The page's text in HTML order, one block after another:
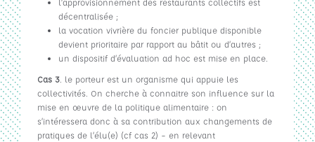
décentralisée ;
la vocation vivrière du foncier publique disponible
devient prioritaire par rapport au bâtit ou d’autres ;
un dispositif d’évaluation ad hoc est mise en place.
Cas 3 . le porteur est un organisme qui appuie les
collectivités. On cherche à connaitre son influence sur la
mise en œuvre de la politique alimentaire : on
s’intéressera donc à sa contribution aux changements de
pratiques de l’élu(e) (cf cas 2) – en relevant